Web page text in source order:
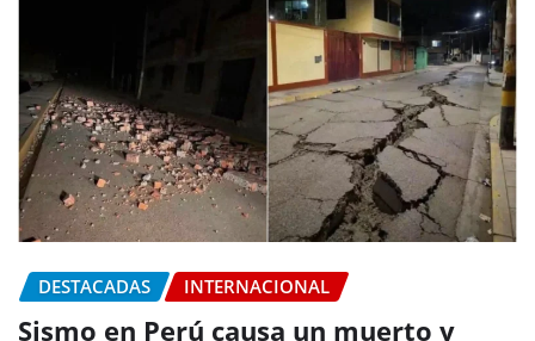
DESTACADAS INTERNACIONAL
Sismo en Perú causa un muerto y